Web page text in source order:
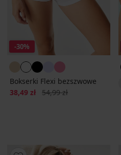
-30%
Bokserki Flexi bezszwowe
Zniżka
38,49 zł Pierwotna cena
54,99 zł